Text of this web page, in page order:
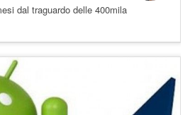
dal traguardo delle 400mila